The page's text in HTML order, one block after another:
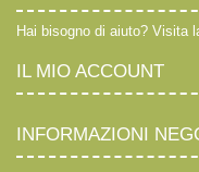
Hai bisogno di aiuto? Visita
IL MIO ACCOUNT
INFORMAZIONI